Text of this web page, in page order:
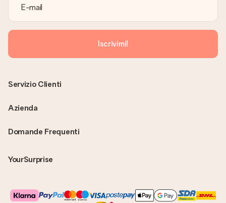
Iscrivimi!
Domande Frequenti
YourSurprise
Servizio Clienti
Azienda